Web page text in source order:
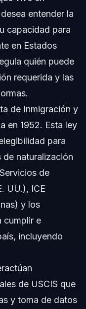
entender la
capacidad para
en Estados
quién puede
requerida y las
de Inmigración y
en 1952. Esta ley
para
naturalización
de
UU.), ICE
y los
cumplir e
incluyendo
de USCIS que
y toma de datos